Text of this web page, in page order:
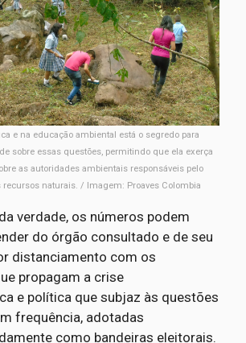
e na educação ambiental está o segredo para
sobre essas questões, permitindo que ela exerça
as autoridades ambientais responsáveis pelo
recursos naturais. / Imagem: Proaves Colombia
verdade, os números podem
do órgão consultado e de seu
distanciamento com os
propagam a crise
e política que subjaz às questões
frequência, adotadas
como bandeiras eleitorais.